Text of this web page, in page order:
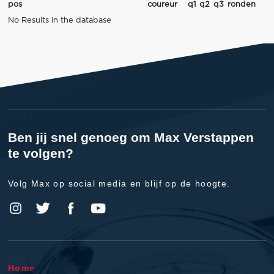
pos coureur q1 q2 q3 ronden
No Results in the database
Ben jij snel genoeg om Max Verstappen
te volgen?
Volg Max op social media en blijf op de hoogte.
Home